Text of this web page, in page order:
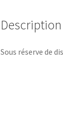
Description
Sous réserve de